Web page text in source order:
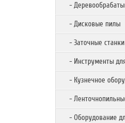
-
- Дисковые пилы
- Заточные станки
- Инструменты
- Кузнечное
-
- Оборудование